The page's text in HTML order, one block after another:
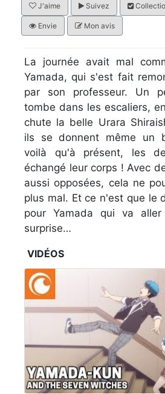
J'aime Suivez
Envie Mon avis
La journée avait mal
Yamada, qui s'est fait
par son professeur. Un
tombe dans les escaliers,
chute la belle Urara
ils se donnent même un
voilà qu'à présent, les
échangé leur corps ! Avec
aussi opposées, cela ne
plus mal. Et ce n'est que le
pour Yamada qui va
surprise…
VIDÉOS